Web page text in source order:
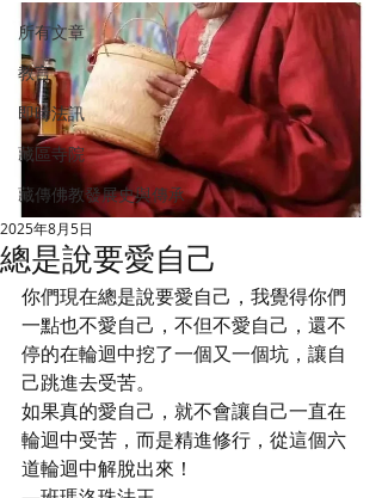
所有文章
教言
即時法訊
藏區寺院
藏傳佛教發展史與傳承
總是說要愛自己
2025年8月5日
你們現在總是說要愛自己，我覺得你們
一點也不愛自己，不但不愛自己，還不
停的在輪迴中挖了一個又一個坑，讓自
己跳進去受苦。
如果真的愛自己，就不會讓自己一直在
輪迴中受苦，而是精進修行，從這個六
道輪迴中解脫出來！